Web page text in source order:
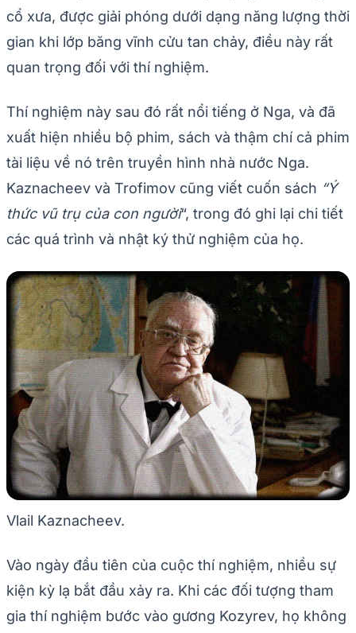
cổ xưa, được giải phóng dưới dạng năng lượng thời
gian khi lớp băng vĩnh cửu tan chảy, điều này rất
quan trọng đối với thí nghiệm.
Thí nghiệm này sau đó rất nổi tiếng ở Nga, và đã
xuất hiện nhiều bộ phim, sách và thậm chí cả phim
tài liệu về nó trên truyền hình nhà nước Nga.
Kaznacheev và Trofimov cũng viết cuốn sách “Ý
thức vũ trụ của con người“, trong đó ghi lại chi tiết
các quá trình và nhật ký thử nghiệm của họ.
Vlail Kaznacheev.
Vào ngày đầu tiên của cuộc thí nghiệm, nhiều sự
kiện kỳ lạ bắt đầu xảy ra. Khi các đối tượng tham
gia thí nghiệm bước vào gương Kozyrev, họ không